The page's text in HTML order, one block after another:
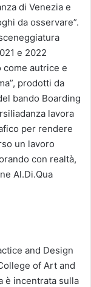
di Venezia e
da osservare”.
e 2022
autrice e
prodotti da
bando Boarding
lavora
per rendere
un lavoro
con realtà,
Al.Di.Qua
and Design
of Art and
è incentrata sulla